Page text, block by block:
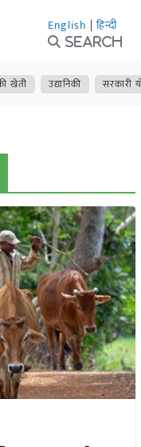
English | हिन्दी
Search
खेती उद्यानिकी सरकारी